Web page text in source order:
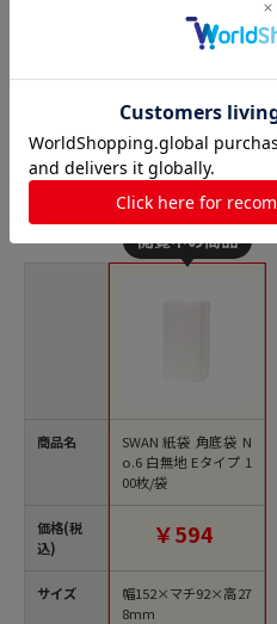
角底袋の人気商品との比較
商品名
価格(税
込)
サイズ
SWAN 紙袋 角底袋 N
o.6 白無地 Eタイプ 1
00枚/袋
￥594
幅152×マチ92×高27
8mm